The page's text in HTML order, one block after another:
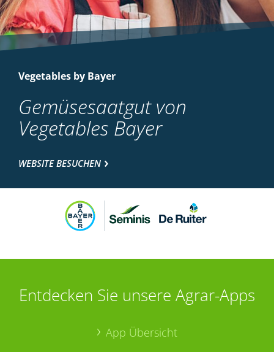
Vegetables by Bayer
Gemüsesaatgut von
Vegetables Bayer
WEBSITE BESUCHEN
Entdecken Sie unsere Agrar-Apps
App Übersicht